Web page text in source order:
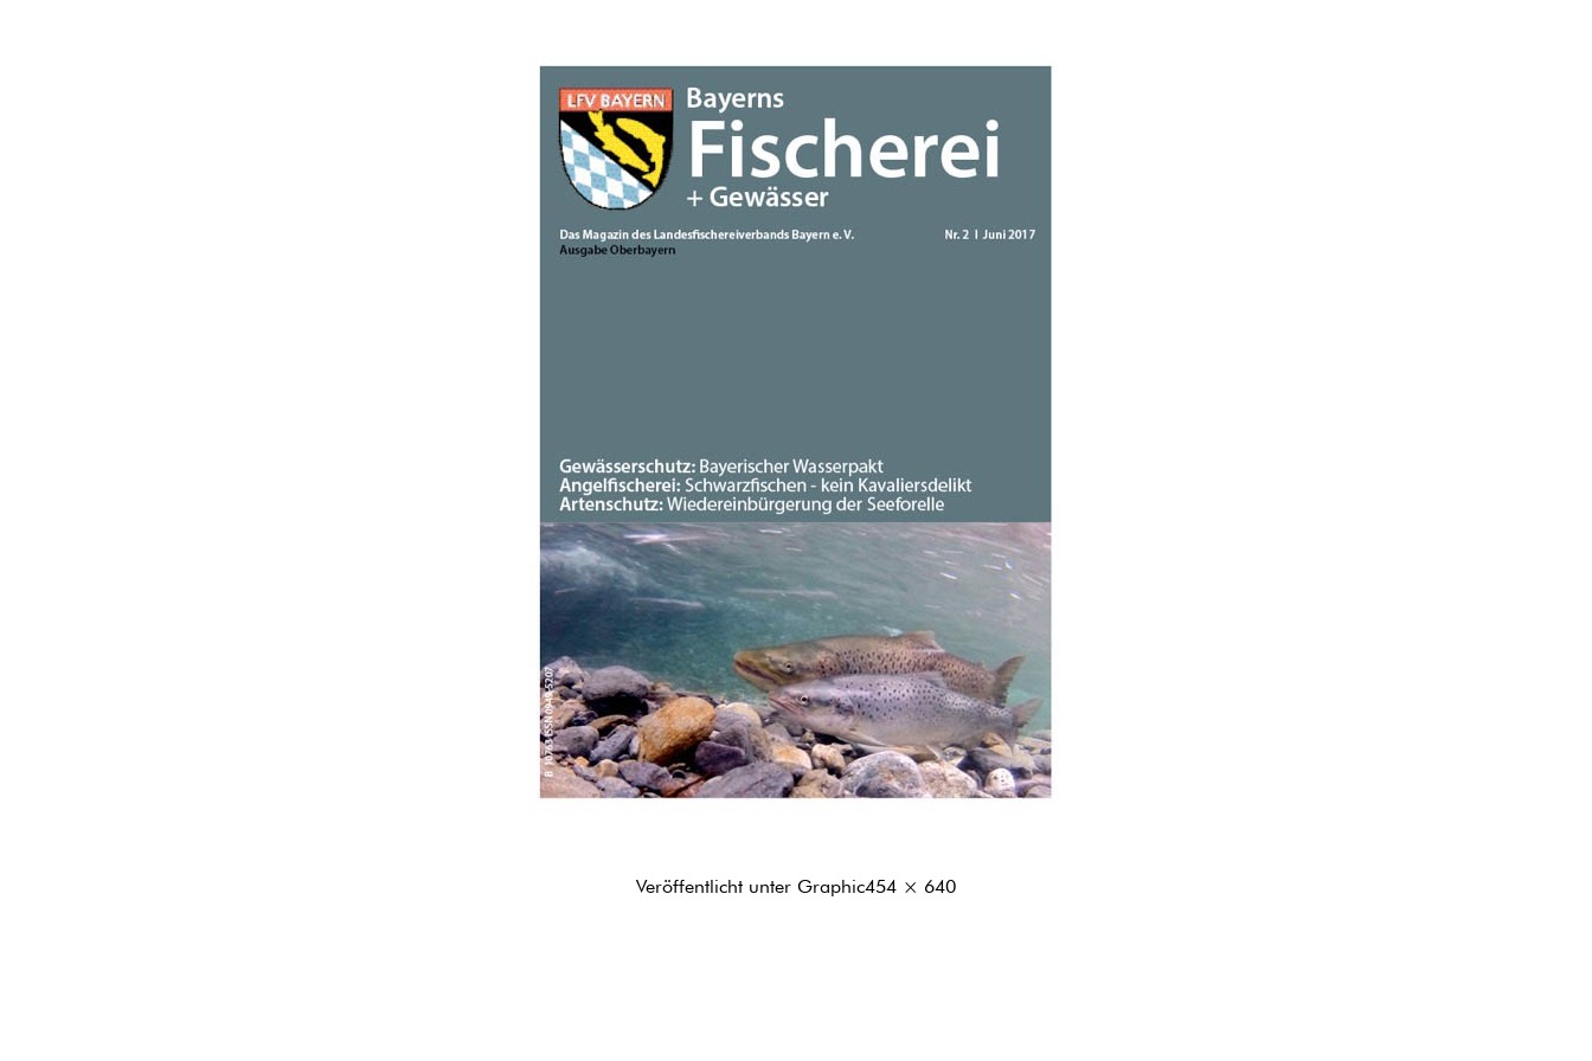
Veröffentlicht unter GraphicOriginalgröße
454 × 640